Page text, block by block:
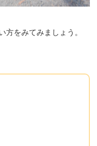
方をみてみましょう。